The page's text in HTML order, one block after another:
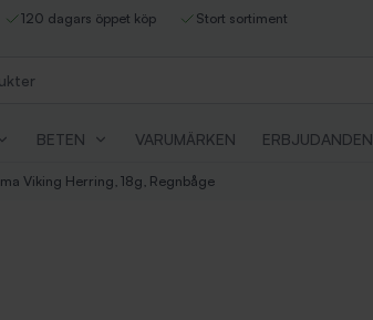
120 dagars öppet köp Stort sortiment
BETEN VARUMÄRKEN ERBJUDANDEN
Viking Herring, 18g, Regnbåge